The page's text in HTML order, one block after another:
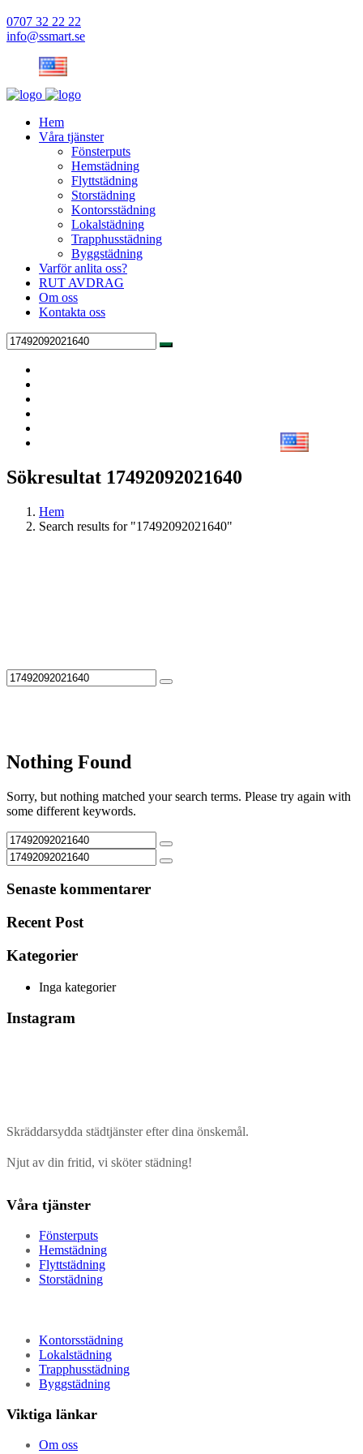
0707 32 22 22
info@ssmart.se
Hem
Våra tjänster
Fönsterputs
Hemstädning
Flyttstädning
Storstädning
Kontorsstädning
Lokalstädning
Trapphusstädning
Byggstädning
Varför anlita oss?
RUT AVDRAG
Om oss
Kontakta oss
Sökresultat 17492092021640
Hem
Search results for "17492092021640"
Nothing Found
Sorry, but nothing matched your search terms. Please try again with
some different keywords.
Senaste kommentarer
Recent Post
Kategorier
Inga kategorier
Instagram
Skräddarsydda städtjänster efter dina önskemål.
Njut av din fritid, vi sköter städning!
Våra tjänster
Fönsterputs
Hemstädning
Flyttstädning
Storstädning
Kontorsstädning
Lokalstädning
Trapphusstädning
Byggstädning
Viktiga länkar
Om oss